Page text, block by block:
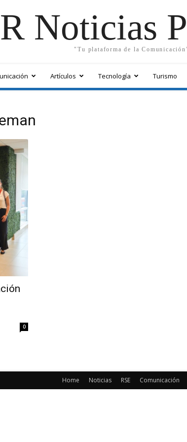
Noticias
"Tu plataforma de la
Artículos Tecnología Turismo
0
Home Noticias RSE Comunicación